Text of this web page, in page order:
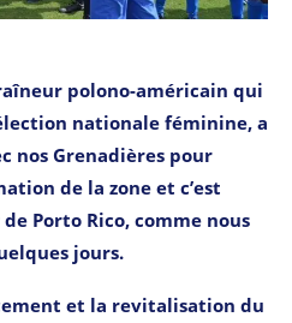
polono-américain qui
nationale féminine, a
nos Grenadières pour
de la zone et c’est
Porto Rico, comme nous
jours.
et la revitalisation du